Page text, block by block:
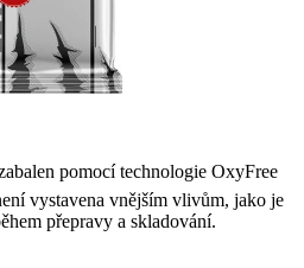
pomocí technologie OxyFree
vystavena vnějším vlivům, jako je
přepravy a skladování.